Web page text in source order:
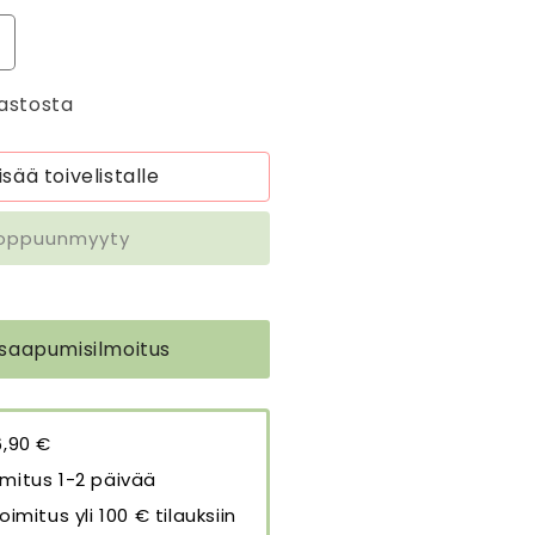
toivelistalle
€
1-2 päivää
yli 100 € tilauksiin